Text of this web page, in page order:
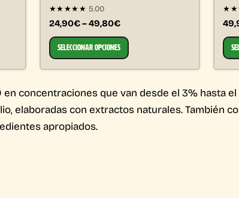
★★★★★ 5.00
24,90€ – 49,80€
SELECCIONAR OPCIONES
concentraciones que van desde el 3% hasta
elaboradas con extractos naturales. También
apropiados.